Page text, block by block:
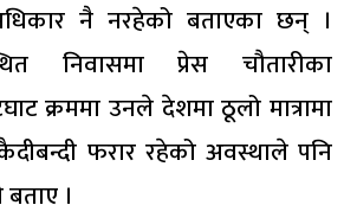
नै नरहेको बताएका छन् ।
निवासमा प्रेस चौतारीका
क्रममा उनले देशमा ठूलो मात्रामा
फरार रहेको अवस्थाले पनि
।